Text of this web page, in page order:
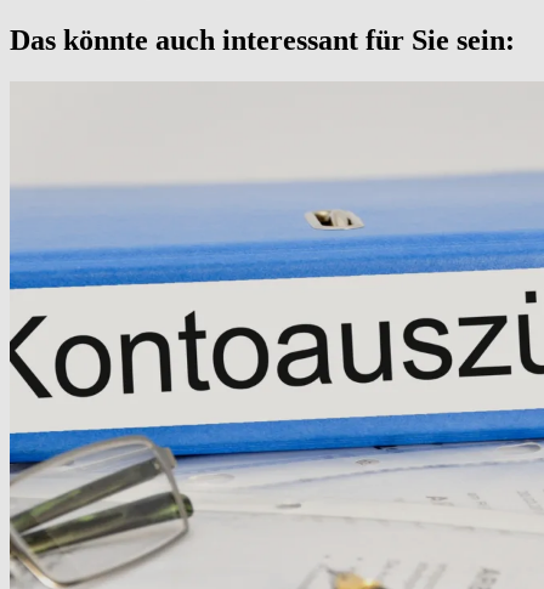
Das könnte auch interessant für Sie sein: